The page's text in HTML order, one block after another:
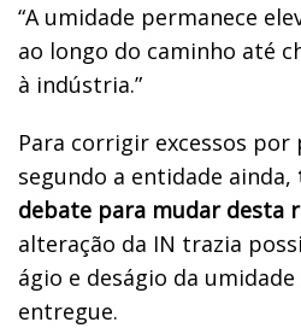
“A umidade permanece
ao longo do caminho até
à indústria.”
Para corrigir excessos
segundo a entidade ainda,
debate para mudar desta
alteração da IN trazia
ágio e deságio da
entregue.